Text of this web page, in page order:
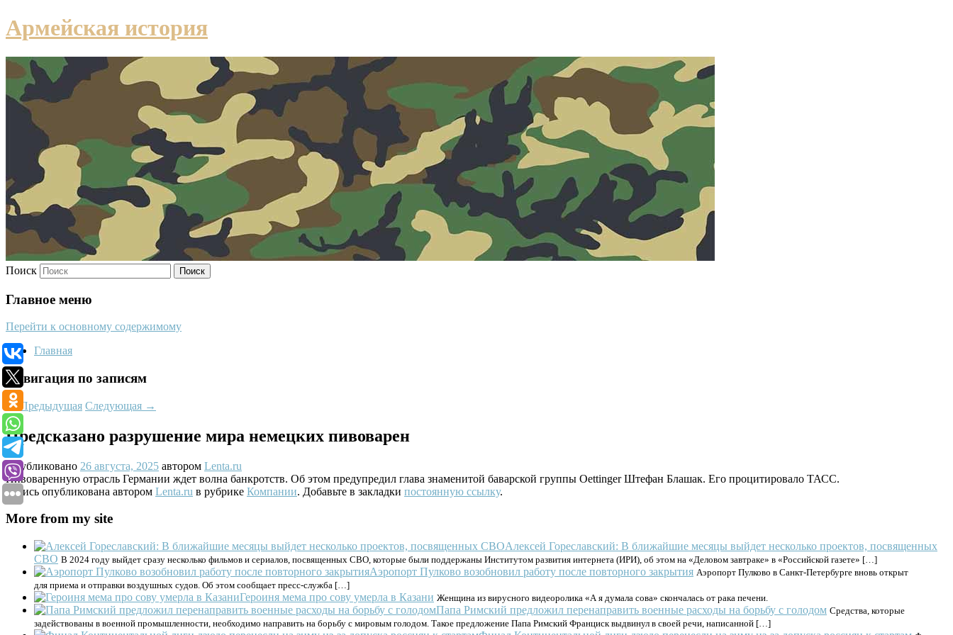
Армейская история
Поиск
Главное меню
Перейти к основному содержимому
Главная
Навигация по записям
←Предыдущая Следующая →
Предсказано разрушение мира немецких пивоварен
Опубликовано 26 августа, 2025 автором Lenta.ru
Пивоваренную отрасль Германии ждет волна банкротств. Об этом предупредил глава знаменитой баварской группы Oettinger Штефан Блашак. Его процитировало ТАСС.
Запись опубликована автором Lenta.ru в рубрике Компании. Добавьте в закладки постоянную ссылку.
More from my site
Алексей Гореславский: В ближайшие месяцы выйдет несколько проектов, посвященных
СВО В 2024 году выйдет сразу несколько фильмов и сериалов, посвященных СВО, которые были поддержаны Институтом развития интернета (ИРИ), об этом на «Деловом завтраке» в «Российской газете» […]
Аэропорт Пулково возобновил работу после повторного закрытия Аэропорт Пулково в Санкт-Петербурге вновь открыт
для приема и отправки воздушных судов. Об этом сообщает пресс-служба […]
Героиня мема про сову умерла в Казани Женщина из вирусного видеоролика «А я думала сова» скончалась от рака печени.
Папа Римский предложил перенаправить военные расходы на борьбу с голодом Средства, которые
задействованы в военной промышленности, необходимо направить на борьбу с мировым голодом. Такое предложение Папа Римский Франциск выдвинул в своей речи, написанной […]